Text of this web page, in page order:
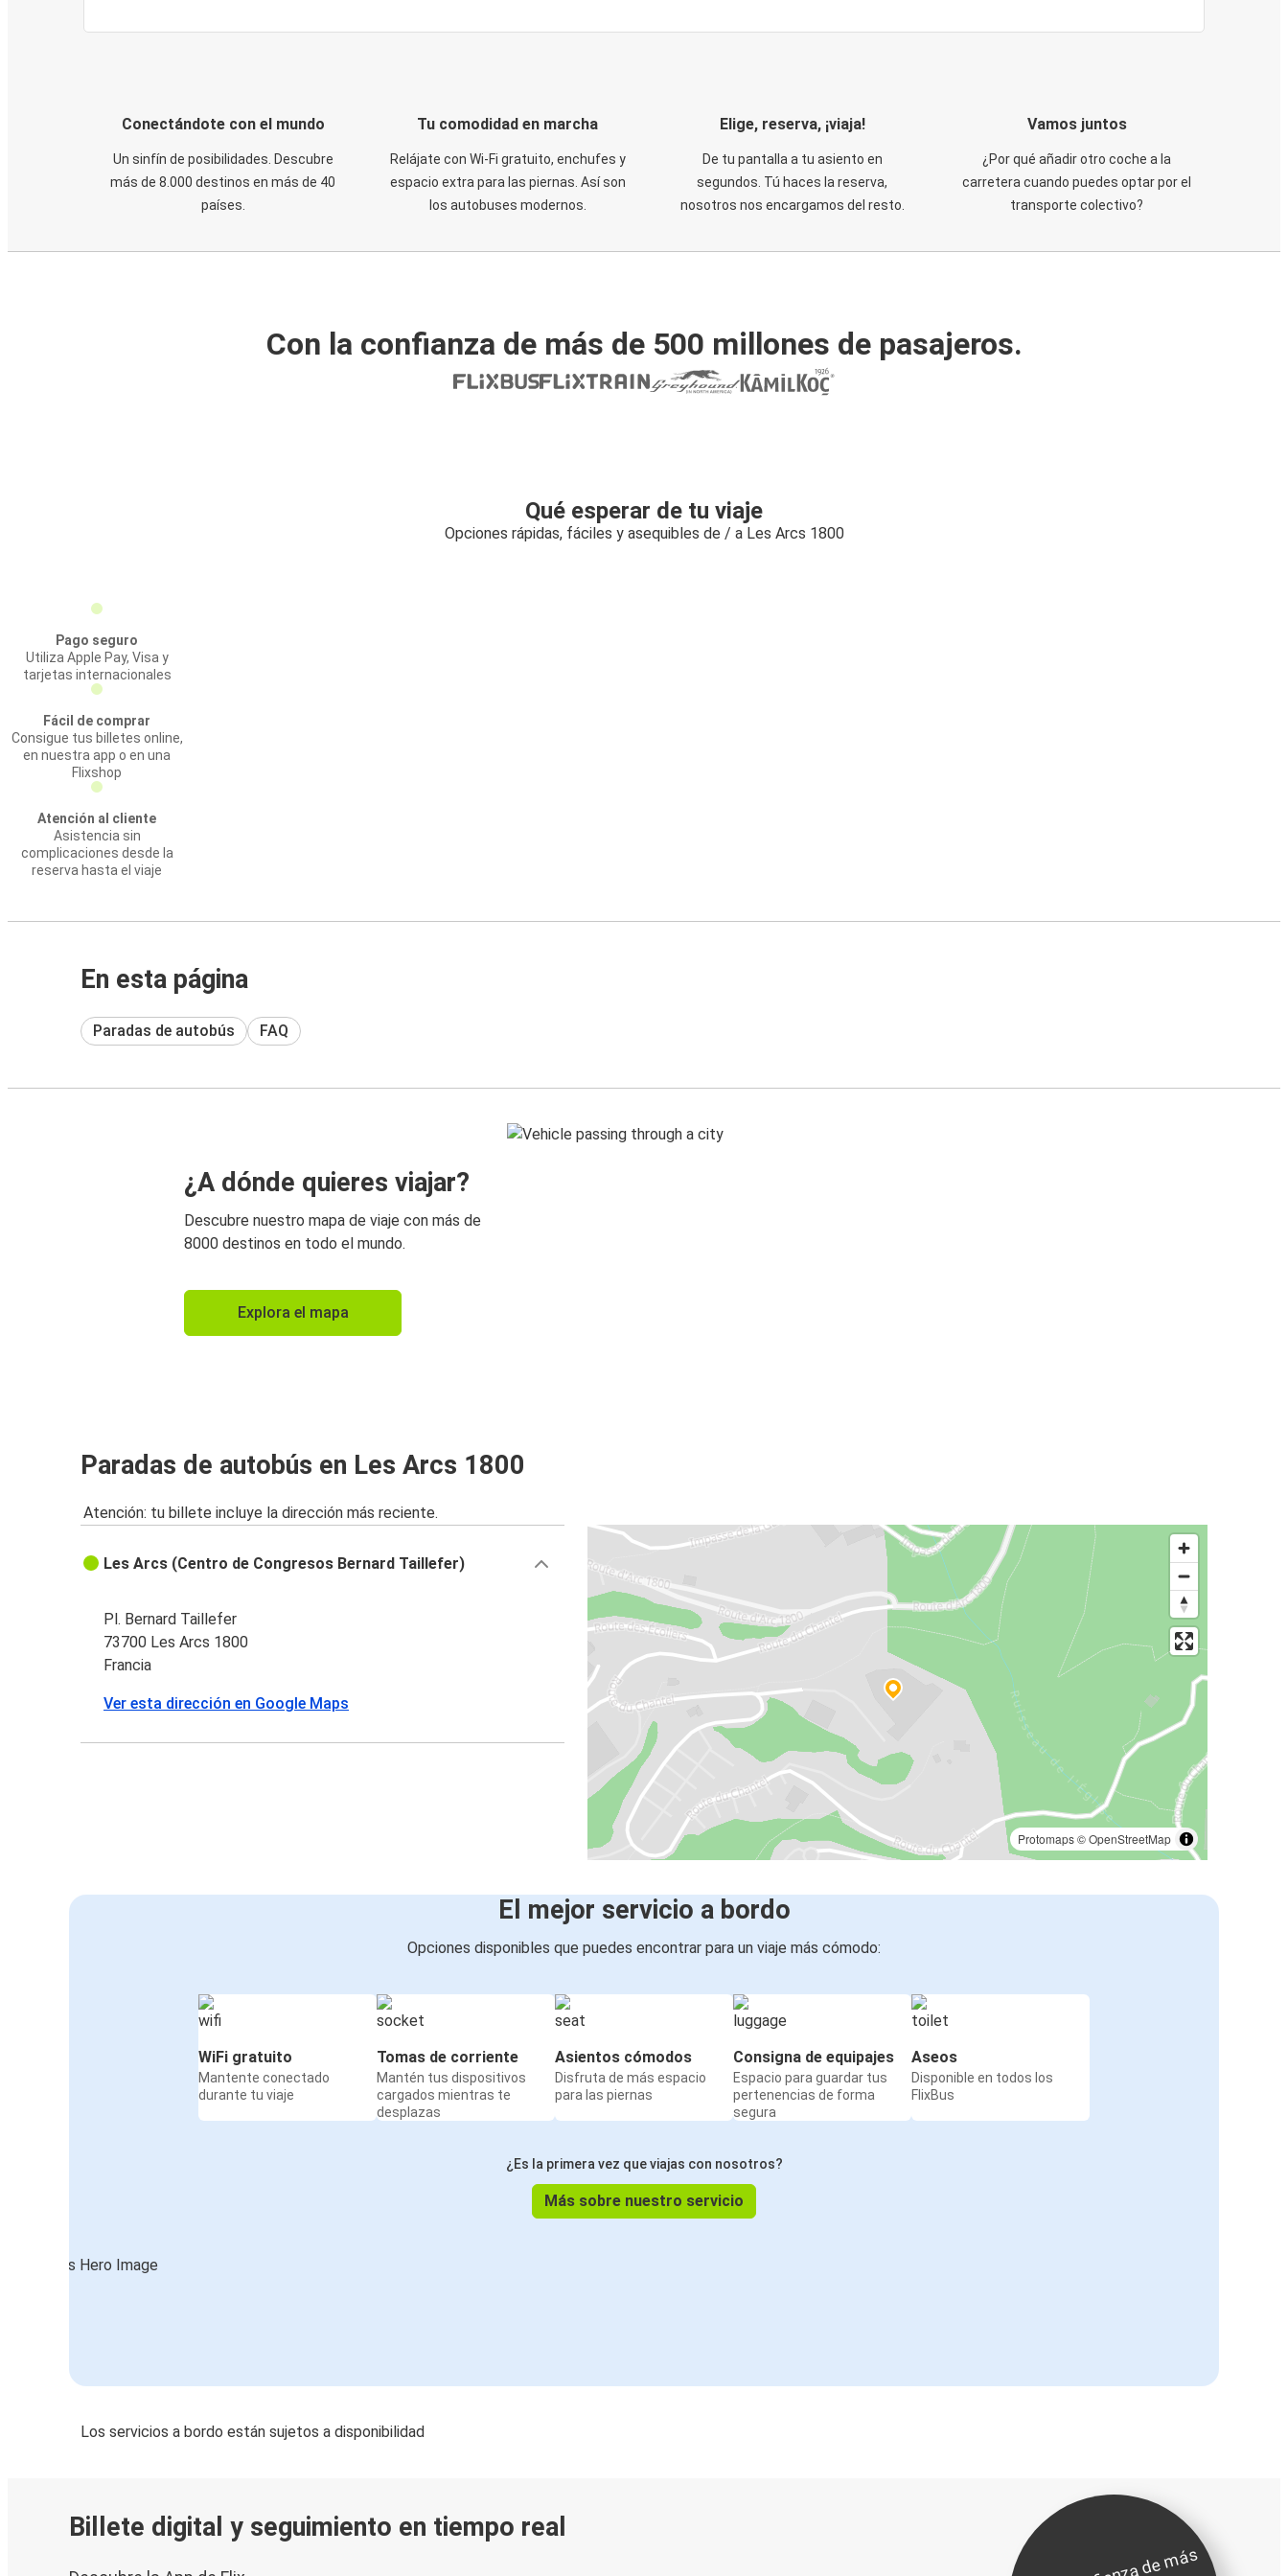
Conectándote con el mundo
Un sinfín de posibilidades. Descubre
más de 8.000 destinos en más de 40
países.
Tu comodidad en marcha
Relájate con Wi-Fi gratuito, enchufes y
espacio extra para las piernas. Así son
los autobuses modernos.
Elige, reserva, ¡viaja!
De tu pantalla a tu asiento en
segundos. Tú haces la reserva,
nosotros nos encargamos del resto.
Vamos juntos
¿Por qué añadir otro coche a la
carretera cuando puedes optar por el
transporte colectivo?
Con la confianza de más de 500 millones de pasajeros.
Qué esperar de tu viaje
Opciones rápidas, fáciles y asequibles de / a Les Arcs 1800
Pago seguro
Utiliza Apple Pay, Visa y
tarjetas internacionales
Fácil de comprar
Consigue tus billetes online,
en nuestra app o en una
Flixshop
Atención al cliente
Asistencia sin
complicaciones desde la
reserva hasta el viaje
En esta página
Paradas de autobús FAQ
¿A dónde quieres viajar?
Descubre nuestro mapa de viaje con más de
8000 destinos en todo el mundo.
Explora el mapa
Paradas de autobús en Les Arcs 1800
Atención: tu billete incluye la dirección más reciente.
Protomaps©OpenStreetMap
Les Arcs (Centro de Congresos Bernard Taillefer)
Pl. Bernard Taillefer
73700 Les Arcs 1800
Francia
Ver esta dirección en Google Maps
El mejor servicio a bordo
Opciones disponibles que puedes encontrar para un viaje más cómodo:
WiFi gratuito
Mantente conectado
durante tu viaje
Tomas de corriente
Mantén tus dispositivos
cargados mientras te
desplazas
Asientos cómodos
Disfruta de más espacio
para las piernas
Consigna de equipajes
Espacio para guardar tus
pertenencias de forma
segura
Aseos
Disponible en todos los
FlixBus
¿Es la primera vez que viajas con nosotros?
Más sobre nuestro servicio
Los servicios a bordo están sujetos a disponibilidad
Billete digital y seguimiento en tiempo real